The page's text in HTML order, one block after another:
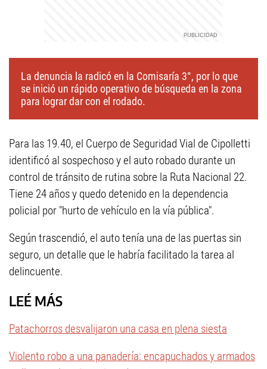
La denuncia la radicó en la Comisaría 3°, por lo que
se inició un rápido operativo de búsqueda en la zona
para lograr dar con el rodado.
Para las 19.40, el Cuerpo de Seguridad Vial de Cipolletti
identificó al sospechoso y el auto robado durante un
control de tránsito de rutina sobre la Ruta Nacional 22.
Tiene 24 años y quedo detenido en la dependencia
policial por "hurto de vehículo en la vía pública".
Según trascendió, el auto tenía una de las puertas sin
seguro, un detalle que le habría facilitado la tarea al
delincuente.
LEÉ MÁS
Patachorros desvalijaron una casa en plena siesta
Violento robo a una panadería: encapuchados y armados